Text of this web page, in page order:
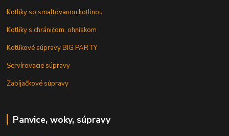
Kotlíky so smaltovanou kotlinou
Kotlíky s chráničom, ohniskom
Kotlíkové súpravy BIG PARTY
Servírovacie súpravy
Zabíjačkové súpravy
Panvice, woky, súpravy